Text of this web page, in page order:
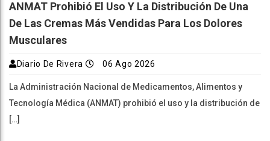
ANMAT Prohibió El Uso Y La Distribución De Una
De Las Cremas Más Vendidas Para Los Dolores
Musculares
Diario De Rivera 06 Ago 2026
La Administración Nacional de Medicamentos, Alimentos y
Tecnología Médica (ANMAT) prohibió el uso y la distribución de
[…]